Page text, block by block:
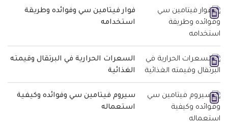
فوار فيتامين سي وفوائده وطريقة
استخدامه
السعرات الحرارية في البرتقال وقيمته
الغذائية
سيروم فيتامين سي وفوائده وكيفية
استعماله